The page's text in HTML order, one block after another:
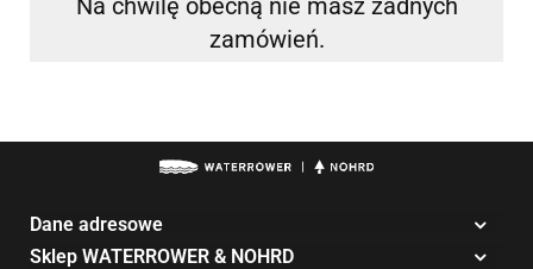
Na chwilę obecną nie masz żadnych
zamówień.
Dane adresowe
Sklep WATERROWER & NOHRD